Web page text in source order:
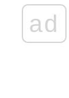
ad